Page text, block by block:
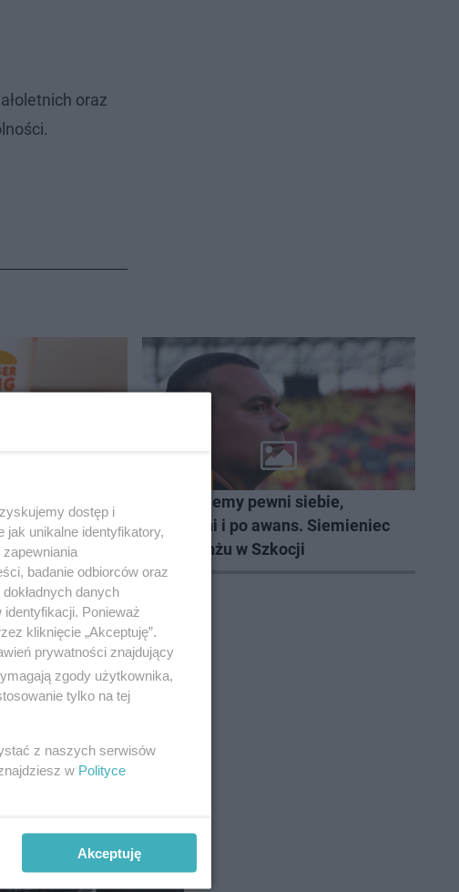
oraz
pierwszy
podlaskim
Pojedziemy pewni siebie,
odważni i po awans. Siemieniec
o rewanżu w Szkocji
też
dostęp i
unikalne identyfikatory,
badanie odbiorców oraz
danych
Ponieważ
kliknięcie „Akceptuję”.
prywatności znajdujący
zgody użytkownika,
tylko na tej
z naszych serwisów
w Polityce
Akceptuję